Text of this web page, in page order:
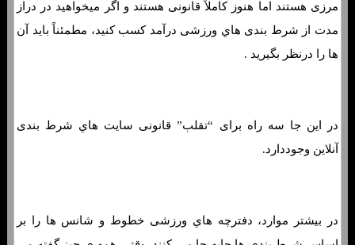
مرزی هستند اما هنوز کاملاً قانونی هستند و اگر میخواهید در دراز
مدت از شرط بندی هاي‌ ورزشی درآمد کسب کنید، مطمئناً باید آن
ها را درنظر بگیرید .
در این جا سه ​​راه برای “تقلب” قانونی سایت هاي‌ شرط بندی
آنلاین وجوددارد.
در بیشتر موارد، دفترچه هاي‌ ورزشی خطوط و شانس ها را بر